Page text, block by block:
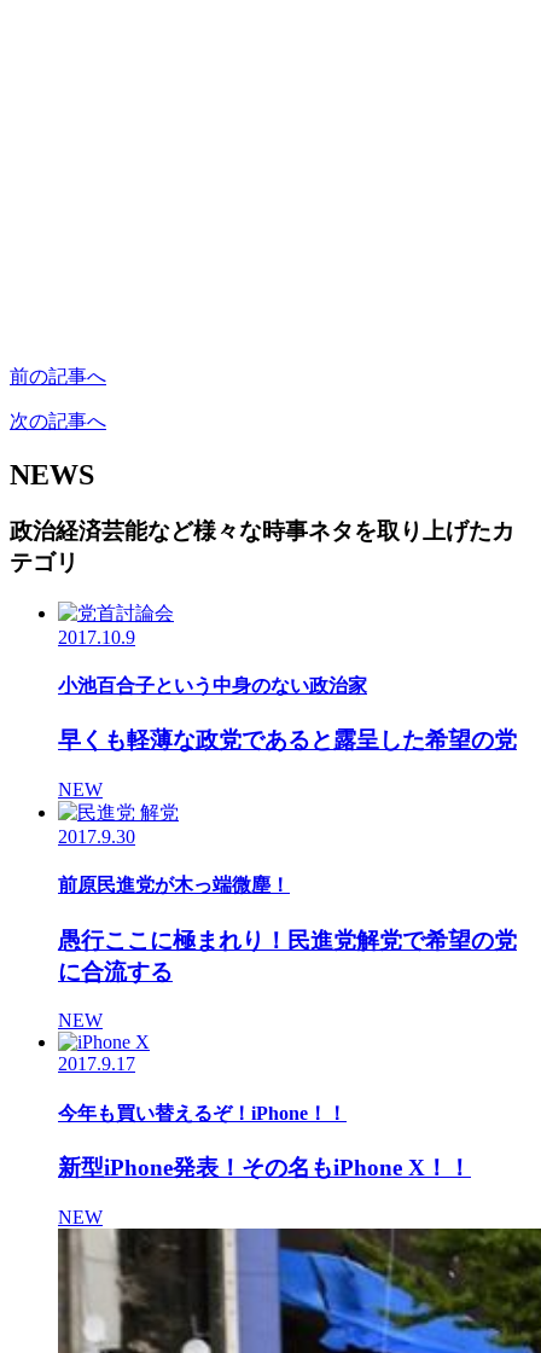
前の記事へ
次の記事へ
NEWS
政治経済芸能など様々な時事ネタを取り上げたカ
テゴリ
2017.10.9
小池百合子という中身のない政治家
早くも軽薄な政党であると露呈した希望の党
NEW
2017.9.30
前原民進党が木っ端微塵！
愚行ここに極まれり！民進党解党で希望の党
に合流する
NEW
2017.9.17
今年も買い替えるぞ！iPhone！！
新型iPhone発表！その名もiPhone X！！
NEW